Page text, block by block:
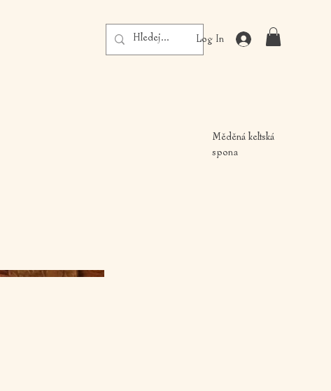
Log In
Měděná keltská
spona